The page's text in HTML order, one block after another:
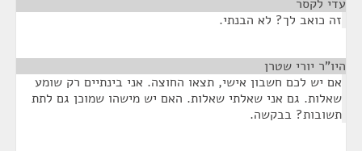
עדי לקסר
זה כואב לך? לא הבנתי.
היו"ר יורי שטרן
אם יש לכם חשבון אישי, תצאו החוצה. אני בינתיים רק שומע
שאלות. גם אני שאלתי שאלות. האם יש מישהו שמוכן גם לתת
תשובות? בבקשה.